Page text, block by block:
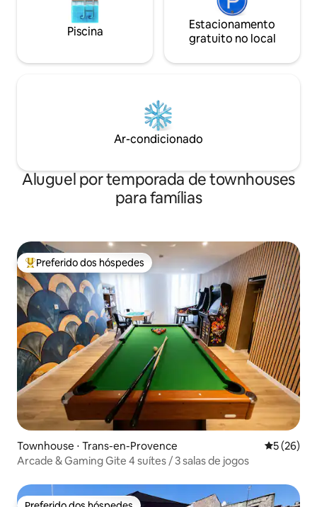
Piscina
Estacionamento
gratuito no local
Ar-condicionado
Aluguel por temporada de townhouses
para famílias
Entre os melhores preferidos dos hóspedes
Preferido dos hóspedes
Townhouse ⋅ Trans-en-Provence 5 de uma
5 (26)
Arcade & Gaming Gite 4 suítes / 3 salas de jogos